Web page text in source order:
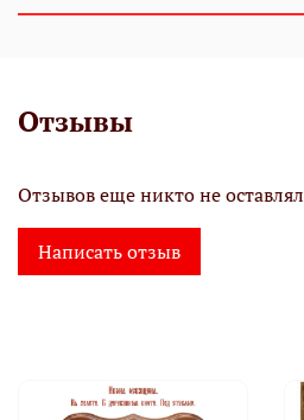
Отзывы
Отзывов еще никто не оставлял
Написать отзыв